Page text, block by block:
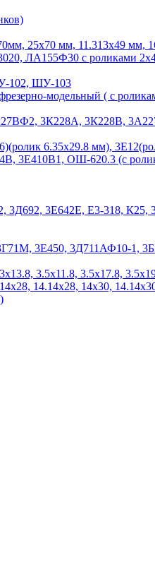
25х70 мм, 11.313х49 мм,
ЛА155Ф30 с роликами
102, ШУ-103
модельный ( с
3К228А, 3К228В,
6.35х29.8 мм),
3Е410В1, ОШ-620.3 (с
3Д692, 3Е642Е, Е3-318,
3Е450, 3Д711АФ10-1,
3.5х11.8, 3.5х17.8,
14.14х28, 14х30,